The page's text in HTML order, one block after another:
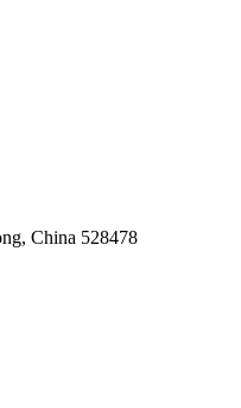
China 528478